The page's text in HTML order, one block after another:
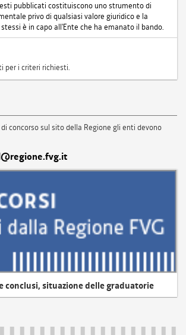
pubblicati costituiscono uno strumento di
privo di qualsiasi valore giuridico e la
è in capo all'Ente che ha emanato il bando.
per i criteri richiesti.
concorso sul sito della Regione gli enti devono
conclusi, situazione delle graduatorie